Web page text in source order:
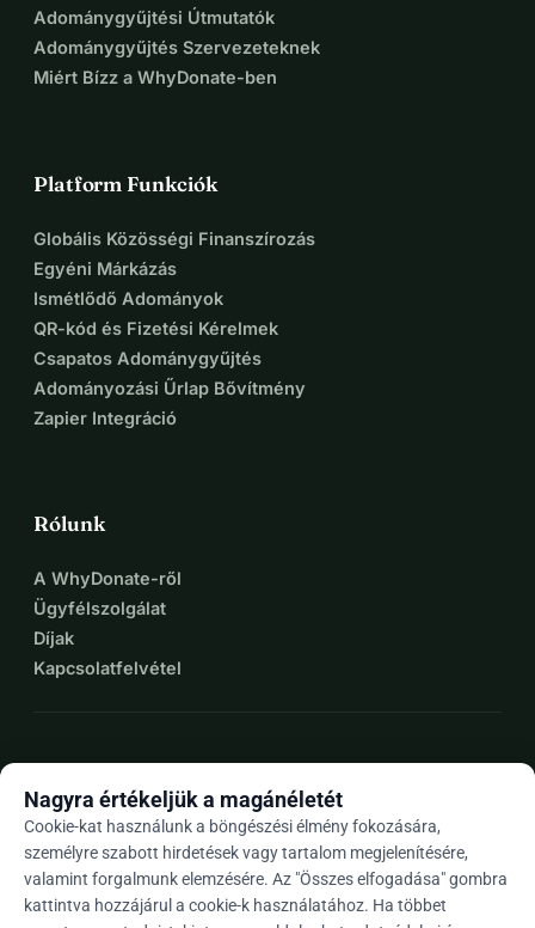
Adománygyűjtési Útmutatók
Adománygyűjtés Szervezeteknek
Miért Bízz a WhyDonate-ben
Platform Funkciók
Globális Közösségi Finanszírozás
Egyéni Márkázás
Ismétlődő Adományok
QR-kód és Fizetési Kérelmek
Csapatos Adománygyűjtés
Adományozási Űrlap Bővítmény
Zapier Integráció
Rólunk
A WhyDonate-ről
Ügyfélszolgálat
Díjak
Kapcsolatfelvétel
Huarrow_drop_down
Nagyra értékeljük a magánéletét
Cookie-kat használunk a böngészési élmény fokozására,
személyre szabott hirdetések vagy tartalom megjelenítésére,
valamint forgalmunk elemzésére. Az "Összes elfogadása" gombra
kattintva hozzájárul a cookie-k használatához. Ha többet